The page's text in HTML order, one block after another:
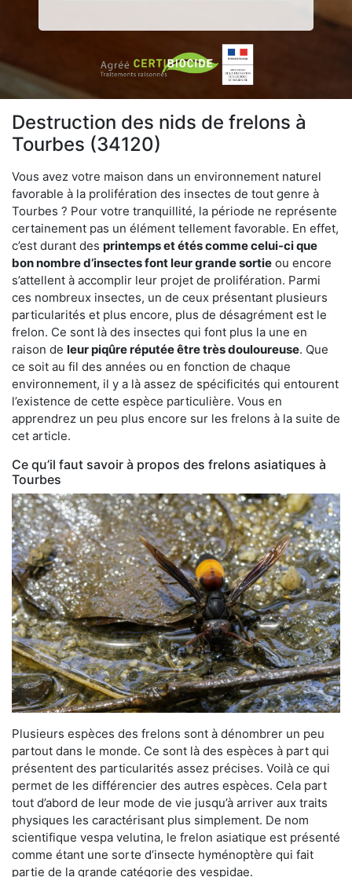
Destruction des nids de frelons à
Tourbes (34120)
Vous avez votre maison dans un environnement naturel
favorable à la prolifération des insectes de tout genre à
Tourbes ? Pour votre tranquillité, la période ne représente
certainement pas un élément tellement favorable. En effet,
c’est durant des printemps et étés comme celui-ci que
bon nombre d’insectes font leur grande sortie ou encore
s’attellent à accomplir leur projet de prolifération. Parmi
ces nombreux insectes, un de ceux présentant plusieurs
particularités et plus encore, plus de désagrément est le
frelon. Ce sont là des insectes qui font plus la une en
raison de leur piqûre réputée être très douloureuse. Que
ce soit au fil des années ou en fonction de chaque
environnement, il y a là assez de spécificités qui entourent
l’existence de cette espèce particulière. Vous en
apprendrez un peu plus encore sur les frelons à la suite de
cet article.
Ce qu’il faut savoir à propos des frelons asiatiques à
Tourbes
Plusieurs espèces des frelons sont à dénombrer un peu
partout dans le monde. Ce sont là des espèces à part qui
présentent des particularités assez précises. Voilà ce qui
permet de les différencier des autres espèces. Cela part
tout d’abord de leur mode de vie jusqu’à arriver aux traits
physiques les caractérisant plus simplement. De nom
scientifique vespa velutina, le frelon asiatique est présenté
comme étant une sorte d’insecte hyménoptère qui fait
partie de la grande catégorie des vespidae.